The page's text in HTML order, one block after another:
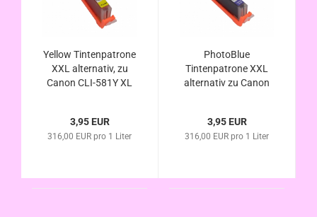
Yellow Tintenpatrone
XXL alternativ, zu
Canon CLI-581Y XL
3,95 EUR
316,00 EUR pro 1 Liter
PhotoBlue
Tintenpatrone XXL
alternativ zu Canon
3,95 EUR
316,00 EUR pro 1 Liter